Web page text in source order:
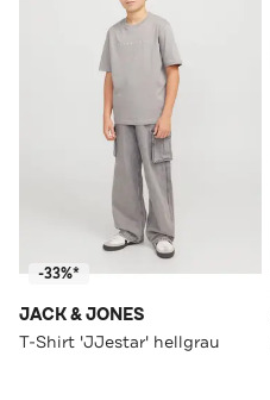
-33%*
JACK & JONES
T-Shirt 'JJestar' hellgrau